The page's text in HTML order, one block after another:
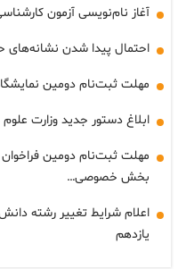
آغاز نام‌نویسی آزمون کارشناسی
احتمال پیدا شدن
مهلت ثبت‌نام دومین
ابلاغ دستور جدید وزارت
مهلت ثبت‌نام دومین
بخش خصوصی…
اعلام شرایط تغییر رشته
یازدهم